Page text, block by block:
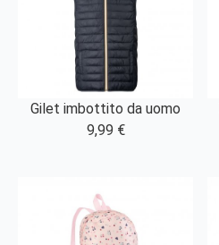
Gilet imbottito da uomo
9,99 €